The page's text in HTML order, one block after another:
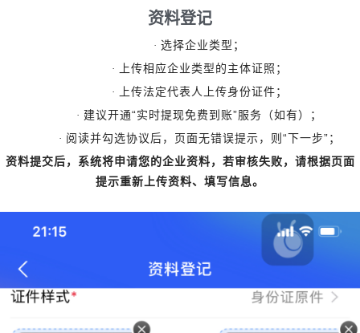
资料登记
· 选择企业类型；
·
上传相应企业类型的主体证照；
·
上传法定代表人上传身份证件；
· 建议开通“实时提现免费到账”服务（如有）；
· 阅读并勾选协议后，页面无错误提示，则 “ 下一步” ；
资料提交后，系统将申请您的企业资料，若审核失败，请根据页面
提示重新上传资料、填写信息。